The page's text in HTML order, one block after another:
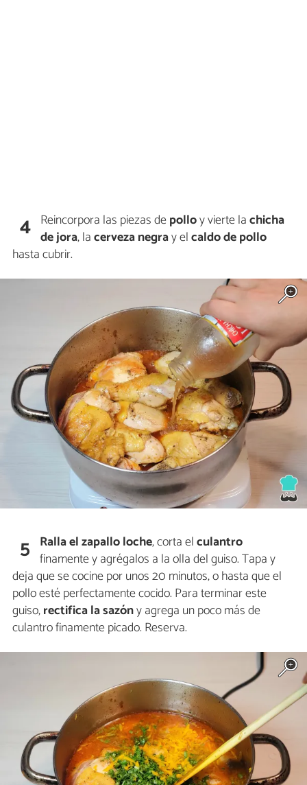
4 Reincorpora las piezas depolloy vierte lachicha
de jora, lacerveza negray elcaldo de pollo
hasta cubrir.
5 Ralla el zapallo loche, corta elculantro
finamente y agrégalos a la olla del guiso. Tapa y
deja que se cocine por unos 20 minutos, o hasta que el
pollo esté perfectamente cocido. Para terminar este
guiso,rectifica la sazóny agrega un poco más de
culantro finamente picado. Reserva.